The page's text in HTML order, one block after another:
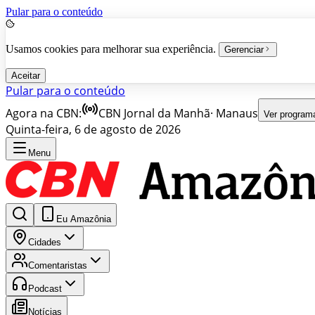
Pular para o conteúdo
Usamos cookies para melhorar sua experiência. Gerenciar
Aceitar
Pular para o conteúdo
Agora na CBN:
CBN Jornal da Manhã· Manaus Ver
Quinta-feira, 6 de agosto de 2026
Menu
Eu Amazônia
Cidades
Comentaristas
Podcast
Notícias